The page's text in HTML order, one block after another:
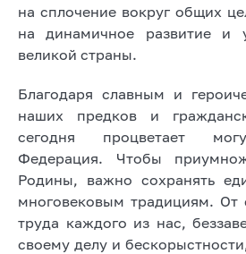
на сплочение вокруг общих
на динамичное развитие и
великой страны.
Благодаря славным и
наших предков и
сегодня процветает
Федерация. Чтобы
Родины, важно сохранять
многовековым традициям. От
труда каждого из нас,
своему делу и